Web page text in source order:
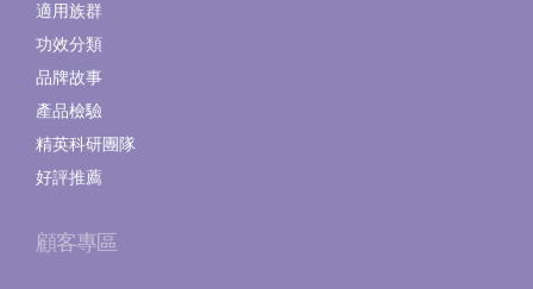
適用族群
功效分類
品牌故事
產品檢驗
精英科研團隊
好評推薦
顧客專區